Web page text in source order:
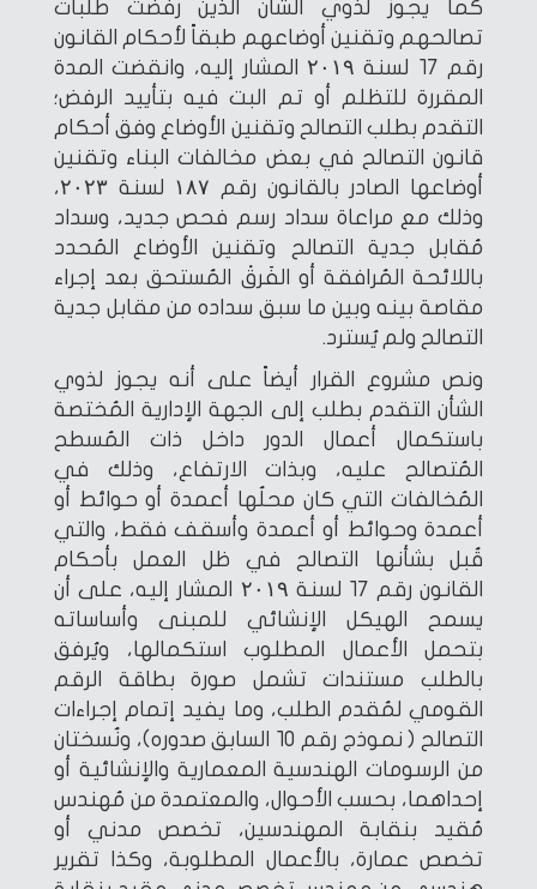
كما يجوز لذوي الشأن الذين رفضت طلبات
تصالحهم وتقنين أوضاعهم طبقاً لأحكام القانون
رقم ١٧ لسنة ۲۰۱۹ المشار إليه، وانقضت المدة
المقررة للتظلم أو تم البت فيه بتأييد الرفض؛
التقدم بطلب التصالح وتقنين الأوضاع وفق أحكام
قانون التصالح في بعض مخالفات البناء وتقنين
أوضاعها الصادر بالقانون رقم ۱۸۷ لسنة ۲۰۲۳،
وذلك مع مراعاة سداد رسم فحص جديد، وسداد
مُقابل جدية التصالح وتقنين الأوضاع المُحدد
باللائحة المُرافقة أو الفَرقْ المُستحق بعد إجراء
مقاصة بينه وبين ما سبق سداده من مقابل جدية
التصالح ولم يُسترد.
ونص مشروع القرار أيضاً على أنه يجوز لذوي
الشأن التقدم بطلب إلى الجهة الإدارية المُختصة
باستكمال أعمال الدور داخل ذات المُسطح
المُتصالح عليه، وبذات الارتفاع، وذلك في
المُخالفات التي كان محلُها أعمدة أو حوائط أو
أعمدة وحوائط أو أعمدة وأسقف فقط، والتي
قُبل بشأنها التصالح في ظل العمل بأحكام
القانون رقم ١٧ لسنة ۲۰۱۹ المشار إليه، على أن
يسمح الهيكل الإنشائي للمبنى وأساساته
بتحمل الأعمال المطلوب استكمالها، ويُرفق
بالطلب مستندات تشمل صورة بطاقة الرقم
القومي لمُقدم الطلب، وما يفيد إتمام إجراءات
التصالح ( نموذج رقم ١٠ السابق صدوره)، ونُسختان
من الرسومات الهندسية المعمارية والإنشائية أو
إحداهما، بحسب الأحوال، والمعتمدة من مُهندس
مُقيد بنقابة المهندسين، تخصص مدني أو
تخصص عمارة، بالأعمال المطلوبة، وكذا تقرير